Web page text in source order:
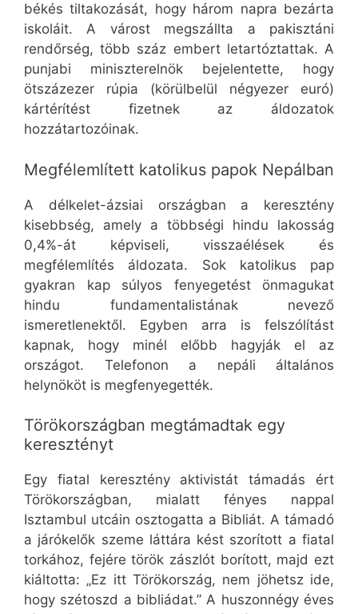
békés tiltakozását, hogy három napra bezárta
iskoláit. A várost megszállta a pakisztáni
rendőrség, több száz embert letartóztattak. A
punjabi miniszterelnök bejelentette, hogy
ötszázezer rúpia (körülbelül négyezer euró)
kártérítést fizetnek az áldozatok
hozzátartozóinak.
Megfélemlített katolikus papok Nepálban
A délkelet-ázsiai országban a keresztény
kisebbség, amely a többségi hindu lakosság
0,4%-át képviseli, visszaélések és
megfélemlítés áldozata. Sok katolikus pap
gyakran kap súlyos fenyegetést önmagukat
hindu fundamentalistának nevező
ismeretlenektől. Egyben arra is felszólítást
kapnak, hogy minél előbb hagyják el az
országot. Telefonon a nepáli általános
helynököt is megfenyegették.
Törökországban megtámadtak egy
keresztényt
Egy fiatal keresztény aktivistát támadás ért
Törökországban, mialatt fényes nappal
Isztambul utcáin osztogatta a Bibliát. A támadó
a járókelők szeme láttára kést szorított a fiatal
torkához, fejére török zászlót borított, majd ezt
kiáltotta: „Ez itt Törökország, nem jöhetsz ide,
hogy szétoszd a bibliádat.” A huszonnégy éves